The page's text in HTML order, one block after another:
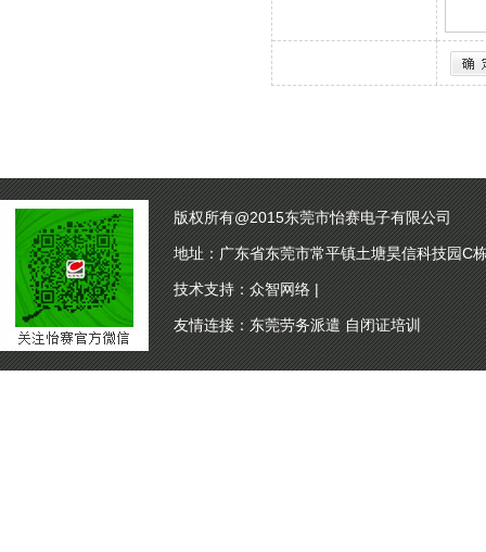
版权所有@2015东莞市怡赛电子有限公司
地址：广东省东莞市常平镇土塘昊信科技园C
技术支持：众智网络|
友情连接：东莞劳务派遣 自闭证培训